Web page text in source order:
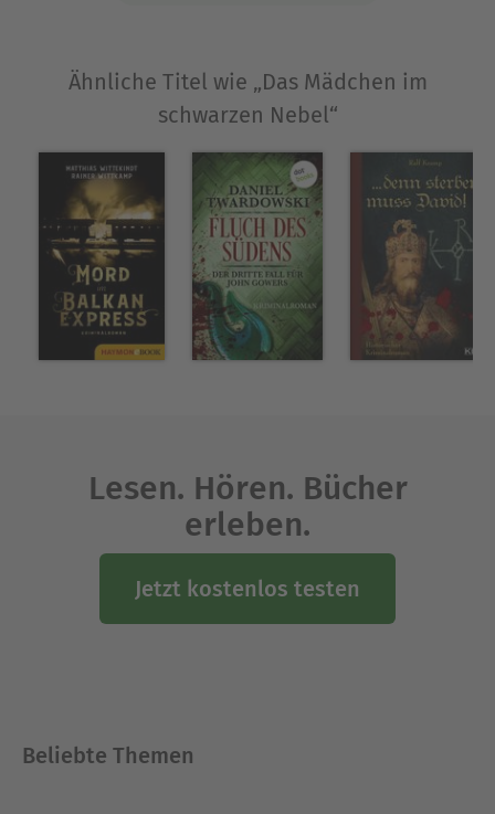
Ähnliche Titel wie „Das Mädchen im
schwarzen Nebel“
Lesen. Hören. Bücher
erleben.
Jetzt kostenlos testen
Beliebte Themen